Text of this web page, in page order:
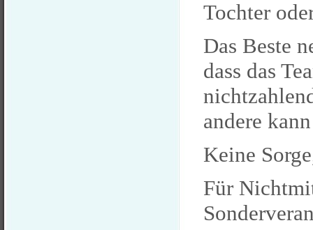
Tochter
Das Beste
dass das
andere
Keine
Für